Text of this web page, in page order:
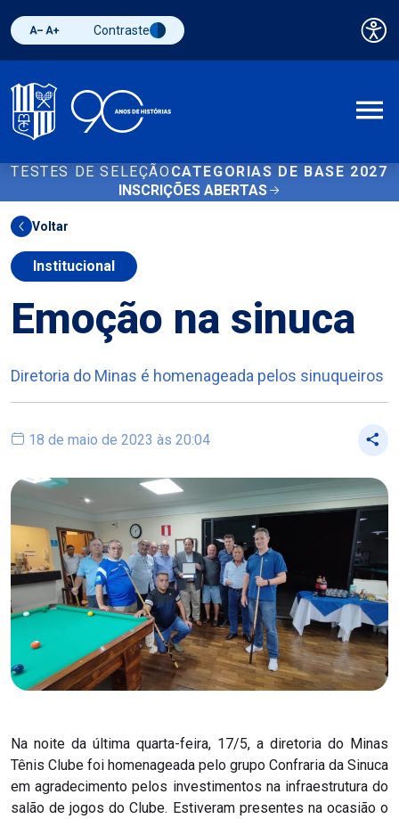
Diminuir fonte
Aumentar fonteAlternar contraste
Contraste
TESTES DE SELEÇÃO CATEGORIAS DE BASE 2027
INSCRIÇÕES ABERTAS
Voltar
Institucional
Emoção na sinuca
Diretoria do Minas é homenageada pelos sinuqueiros
18 de maio de 2023 às 20:04
Na noite da última quarta-feira, 17/5, a diretoria do Minas
Tênis Clube foi homenageada pelo grupo Confraria da Sinuca
em agradecimento pelos investimentos na infraestrutura do
salão de jogos do Clube. Estiveram presentes na ocasião o